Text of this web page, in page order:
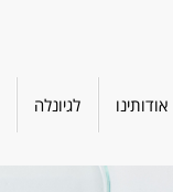
אודותינו לגיונלה